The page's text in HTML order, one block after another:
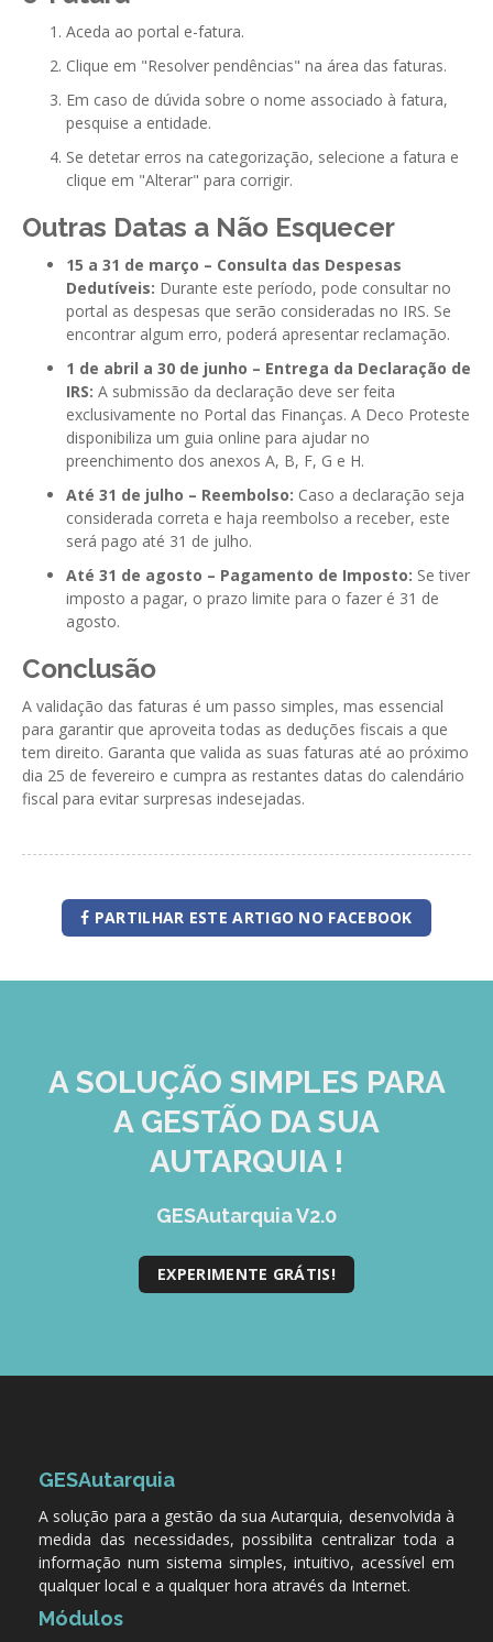
Aceda ao portal e-fatura.
Clique em "Resolver pendências" na área das faturas.
Em caso de dúvida sobre o nome associado à fatura,
pesquise a entidade.
Se detetar erros na categorização, selecione a fatura e
clique em "Alterar" para corrigir.
Outras Datas a Não Esquecer
15 a 31 de março – Consulta das Despesas
Dedutíveis: Durante este período, pode consultar no
portal as despesas que serão consideradas no IRS. Se
encontrar algum erro, poderá apresentar reclamação.
1 de abril a 30 de junho – Entrega da Declaração de
IRS: A submissão da declaração deve ser feita
exclusivamente no Portal das Finanças. A Deco Proteste
disponibiliza um guia online para ajudar no
preenchimento dos anexos A, B, F, G e H.
Até 31 de julho – Reembolso: Caso a declaração seja
considerada correta e haja reembolso a receber, este
será pago até 31 de julho.
Até 31 de agosto – Pagamento de Imposto: Se tiver
imposto a pagar, o prazo limite para o fazer é 31 de
agosto.
Conclusão
A validação das faturas é um passo simples, mas essencial
para garantir que aproveita todas as deduções fiscais a que
tem direito. Garanta que valida as suas faturas até ao próximo
dia 25 de fevereiro e cumpra as restantes datas do calendário
fiscal para evitar surpresas indesejadas.
PARTILHAR ESTE ARTIGO NO FACEBOOK
A SOLUÇÃO SIMPLES PARA
A GESTÃO DA SUA
AUTARQUIA !
GESAutarquia V2.0
EXPERIMENTE GRÁTIS!
GESAutarquia
A solução para a gestão da sua Autarquia, desenvolvida à
medida das necessidades, possibilita centralizar toda a
informação num sistema simples, intuitivo, acessível em
qualquer local e a qualquer hora através da Internet.
Módulos